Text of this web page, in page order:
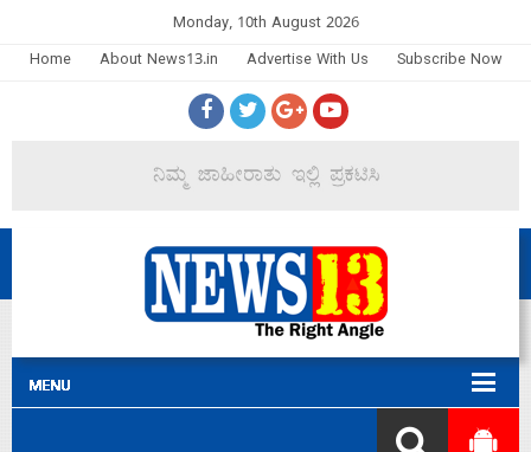
Monday, 10th August 2026
Home
About News13.in Advertise With Us Subscribe Now